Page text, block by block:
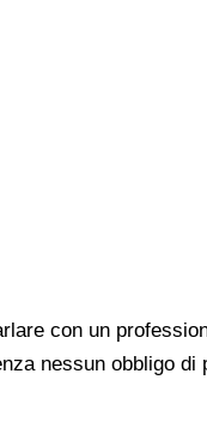
con un
nessun obbligo di